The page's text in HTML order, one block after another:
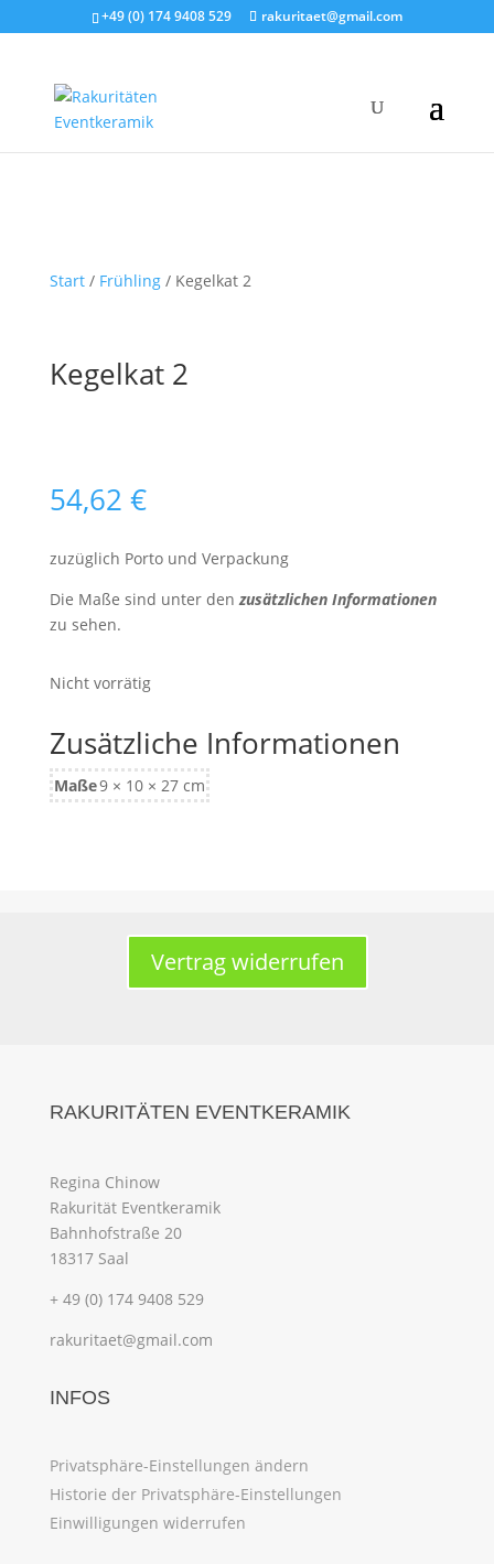
+49 (0) 174 9408 529 rakuritaet@gmail.com
Start/ Frühling/ Kegelkat 2
Kegelkat 2
54,62 €
zuzüglich Porto und Verpackung
Die Maße sind unter denzusätzlichen Informationen
zu sehen.
Nicht vorrätig
Zusätzliche Informationen
Maße9 × 10 × 27 cm
Vertrag widerrufen
RAKURITÄTEN EVENTKERAMIK
Regina Chinow
Rakurität Eventkeramik
Bahnhofstraße 20
18317 Saal
+ 49 (0) 174 9408 529
rakuritaet@gmail.com
INFOS
Privatsphäre-Einstellungen ändern
Historie der Privatsphäre-Einstellungen
Einwilligungen widerrufen